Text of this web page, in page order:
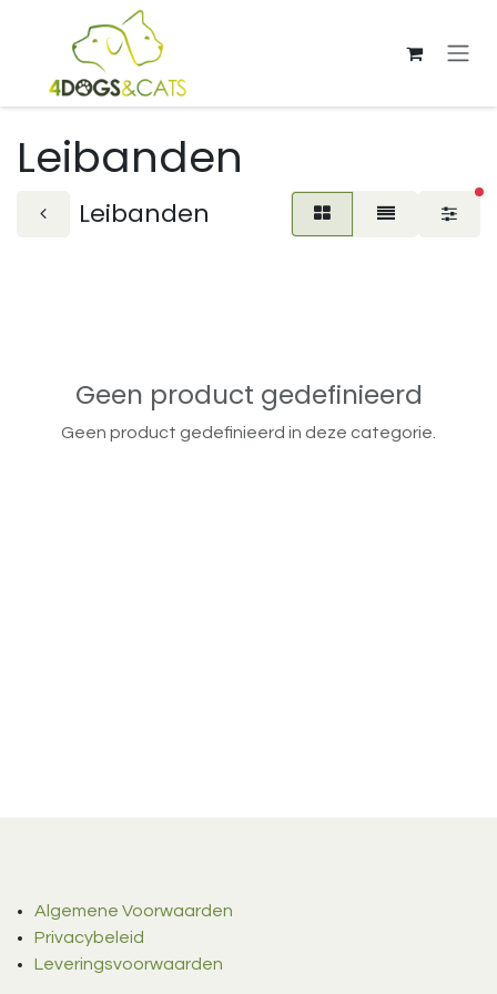
Overslaan naar inhoud
Leibanden
Leibanden
Geen product gedefinieerd
Geen product gedefinieerd in deze categorie.
Algemene Voorwaarden
Privacybeleid
Leveringsvoorwaarden